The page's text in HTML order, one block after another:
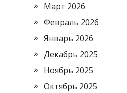
Март 2026
Февраль 2026
Январь 2026
Декабрь 2025
Ноябрь 2025
Октябрь 2025